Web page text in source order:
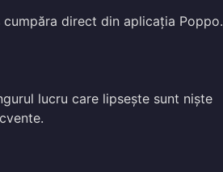
direct din aplicația Poppo.
lucru care lipsește sunt niște